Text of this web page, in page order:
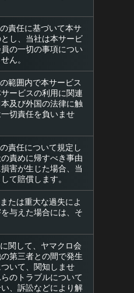
責任に基づいて本サ
し、当社は本サービ
の一切の事項につい
ん。
範囲内で本サービス
ービスの利用に関連
及び外国の法律に触
切責任を負いませ
責任について規定し
責めに帰すべき事由
害が生じた場合、当
て賠償します。
たは重大な過失によ
与えた場合には、そ
関して、ヤマクロ会
第三者との間で発生
いて、関知しませ
のトラブルについて
、訴訟などにより解